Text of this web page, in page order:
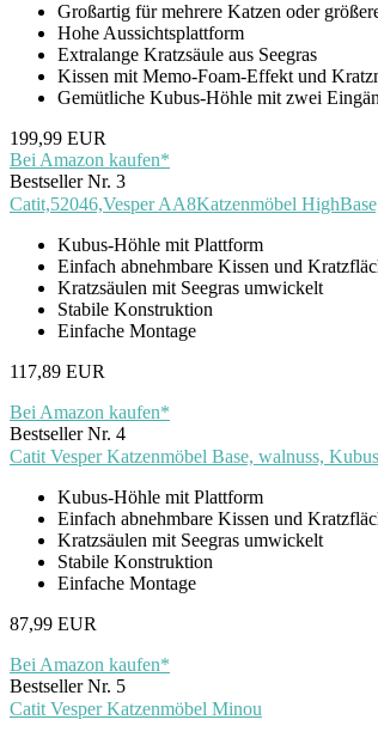
Großartig für mehrere Katzen oder
Hohe Aussichtsplattform
Extralange Kratzsäule aus Seegras
Kissen mit Memo-Foam-Effekt und
Gemütliche Kubus-Höhle mit zwei
199,99 EUR
Bei Amazon kaufen*
Bestseller Nr. 3
Catit,52046,Vesper AA8Katzenmöbel
Kubus-Höhle mit Plattform
Einfach abnehmbare Kissen und
Kratzsäulen mit Seegras umwickelt
Stabile Konstruktion
Einfache Montage
117,89 EUR
Bei Amazon kaufen*
Bestseller Nr. 4
Catit Vesper Katzenmöbel Base, walnuss,
Kubus-Höhle mit Plattform
Einfach abnehmbare Kissen und
Kratzsäulen mit Seegras umwickelt
Stabile Konstruktion
Einfache Montage
87,99 EUR
Bei Amazon kaufen*
Bestseller Nr. 5
Catit Vesper Katzenmöbel Minou